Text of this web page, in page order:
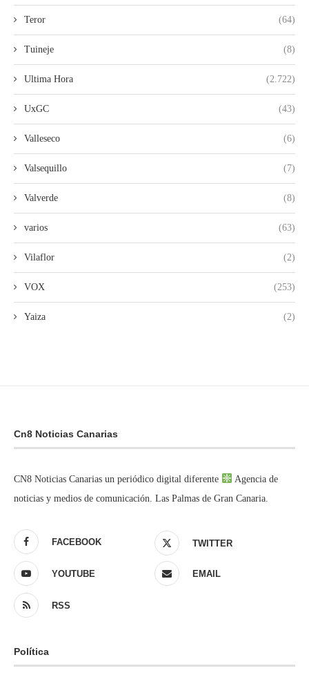
Teror (64)
Tuineje (8)
Ultima Hora (2.722)
UxGC (43)
Valleseco (6)
Valsequillo (7)
Valverde (8)
varios (63)
Vilaflor (2)
VOX (253)
Yaiza (2)
Cn8 Noticias Canarias
CN8 Noticias Canarias un periódico digital diferente
Agencia de
noticias y medios de comunicación. Las Palmas de Gran Canaria.
FACEBOOK TWITTER
YOUTUBE EMAIL
RSS
Política